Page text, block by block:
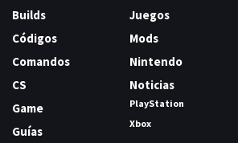
Builds
Códigos
Comandos
CS
Game
Guías
Juegos
Mods
Nintendo
Noticias
PlayStation
Xbox